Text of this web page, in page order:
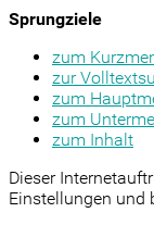
Sprungziele
zum
zur
zum
zum
zum Inhalt
Dieser
Einstellungen und